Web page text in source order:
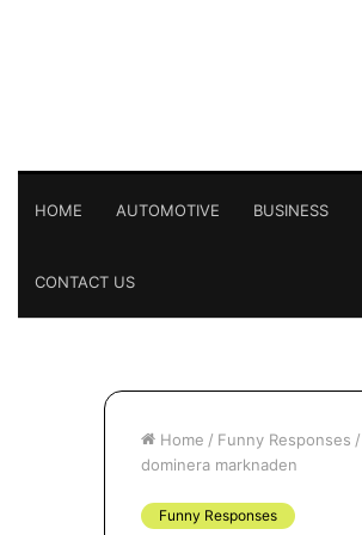
HOME AUTOMOTIVE BUSINESS
CONTACT US
Home / Funny Responses /
dominera marknaden
Funny Responses